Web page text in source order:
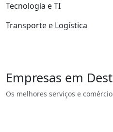
Tecnologia e TI
Transporte e Logística
Empresas em
Os melhores serviços e